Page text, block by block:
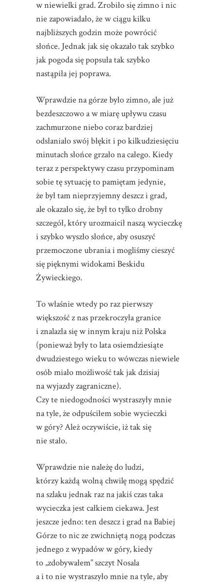
w niewielki grad. Zrobiło się zimno i nic
nie zapowiadało, że w ciągu kilku
najbliższych godzin może powrócić
słońce. Jednak jak się okazało tak szybko
jak pogoda się popsuła tak szybko
nastąpiła jej poprawa.
Wprawdzie na górze było zimno, ale już
bezdeszczowo a w miarę upływu czasu
zachmurzone niebo coraz bardziej
odsłaniało swój błękit i po kilkudziesięciu
minutach słońce grzało na całego. Kiedy
teraz z perspektywy czasu przypominam
sobie tę sytuację to pamiętam jedynie,
że był tam nieprzyjemny deszcz i grad,
ale okazało się, że był to tylko drobny
szczegół, który urozmaicił naszą wycieczkę
i szybko wyszło słońce, aby osuszyć
przemoczone ubrania i mogliśmy cieszyć
się pięknymi widokami Beskidu
Żywieckiego.
To właśnie wtedy po raz pierwszy
większość z nas przekroczyła granice
i znalazła się w innym kraju niż Polska
(ponieważ były to lata osiemdziesiąte
dwudziestego wieku to wówczas niewiele
osób miało możliwość tak jak dzisiaj
na wyjazdy zagraniczne).
Czy te niedogodności wystraszyły mnie
na tyle, że odpuściłem sobie wycieczki
w góry? Ależ oczywiście, iż tak się
nie stało.
Wprawdzie nie należę do ludzi,
którzy każdą wolną chwilę mogą spędzić
na szlaku jednak raz na jakiś czas taka
wycieczka jest całkiem ciekawa. Jest
jeszcze jedno: ten deszcz i grad na Babiej
Górze to nic ze zwichniętą nogą podczas
jednego z wypadów w góry, kiedy
to „zdobywałem” szczyt Nosala
a i to nie wystraszyło mnie na tyle, aby